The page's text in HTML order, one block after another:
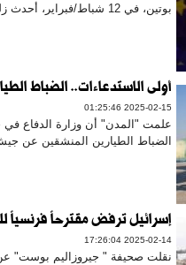
بوتين، في 12 شباط/فبراير، أحدث زلزالاً مدوياً في...
أولى الاستدعاءات.. الضباط
2025-02-15 01:25:46
علمت "المدن" أن وزارة الدفاع في
الضباط الطيارين المنشقين عن
إسرائيل ترفض مقترحاً فرنسياً
2025-02-14 17:26:04
نقلت صحيفة " جيروزاليم بوست"